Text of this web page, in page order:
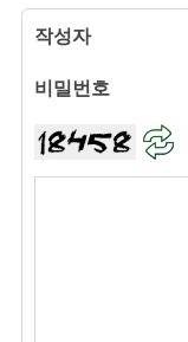
작성자
비밀번호